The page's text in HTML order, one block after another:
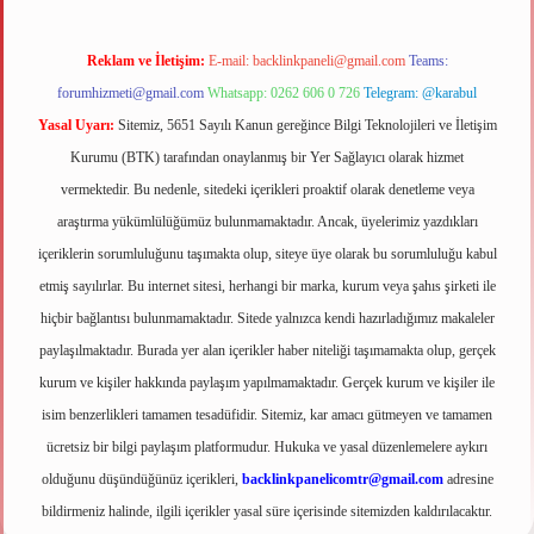
Reklam ve İletişim: E-mail: backlinkpaneli@gmail.com Teams:
forumhizmeti@gmail.com Whatsapp: 0262 606 0 726 Telegram: @karabul
Yasal Uyarı: Sitemiz, 5651 Sayılı Kanun gereğince Bilgi Teknolojileri ve İletişim
Kurumu (BTK) tarafından onaylanmış bir Yer Sağlayıcı olarak hizmet
vermektedir. Bu nedenle, sitedeki içerikleri proaktif olarak denetleme veya
araştırma yükümlülüğümüz bulunmamaktadır. Ancak, üyelerimiz yazdıkları
içeriklerin sorumluluğunu taşımakta olup, siteye üye olarak bu sorumluluğu kabul
etmiş sayılırlar. Bu internet sitesi, herhangi bir marka, kurum veya şahıs şirketi ile
hiçbir bağlantısı bulunmamaktadır. Sitede yalnızca kendi hazırladığımız makaleler
paylaşılmaktadır. Burada yer alan içerikler haber niteliği taşımamakta olup, gerçek
kurum ve kişiler hakkında paylaşım yapılmamaktadır. Gerçek kurum ve kişiler ile
isim benzerlikleri tamamen tesadüfidir. Sitemiz, kar amacı gütmeyen ve tamamen
ücretsiz bir bilgi paylaşım platformudur. Hukuka ve yasal düzenlemelere aykırı
olduğunu düşündüğünüz içerikleri, backlinkpanelicomtr@gmail.comadresine
bildirmeniz halinde, ilgili içerikler yasal süre içerisinde sitemizden kaldırılacaktır.